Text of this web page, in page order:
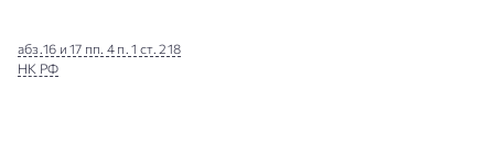
абз.16 и 17 пп. 4 п. 1 ст. 218
НК РФ